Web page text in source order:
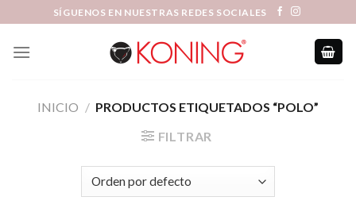
content
SÍGUENOS EN NUESTRAS REDES SOCIALES
INICIO / PRODUCTOS ETIQUETADOS “POLO”
FILTRAR